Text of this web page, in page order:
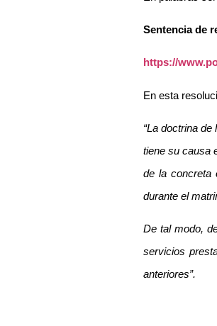
Sentencia de
https://
En esta
“La doctrina
tiene su causa
de la concreta
durante el
De tal modo,
servicios
anteriores”.